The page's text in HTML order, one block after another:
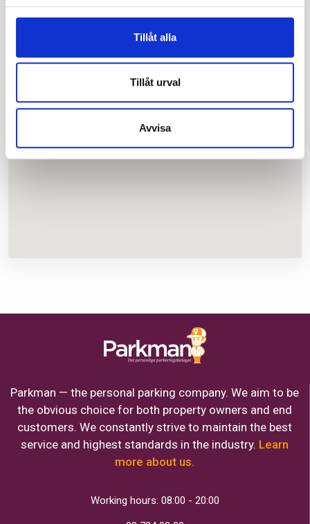
Tillåt alla
Tillåt urval
Avvisa
1
2
Parkman — the personal parking company. We aim to be
the obvious choice for both property owners and end
customers. We constantly strive to maintain the best
service and highest standards in the industry. Learn
more about us.
Working hours: 08:00 - 20:00